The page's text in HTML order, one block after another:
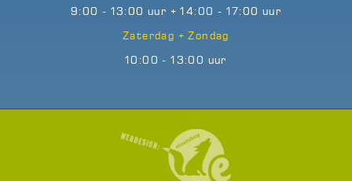
9:00 - 13:00 uur + 14:00 - 17:00 uur
Zaterdag + Zondag
10:00 - 13:00 uur